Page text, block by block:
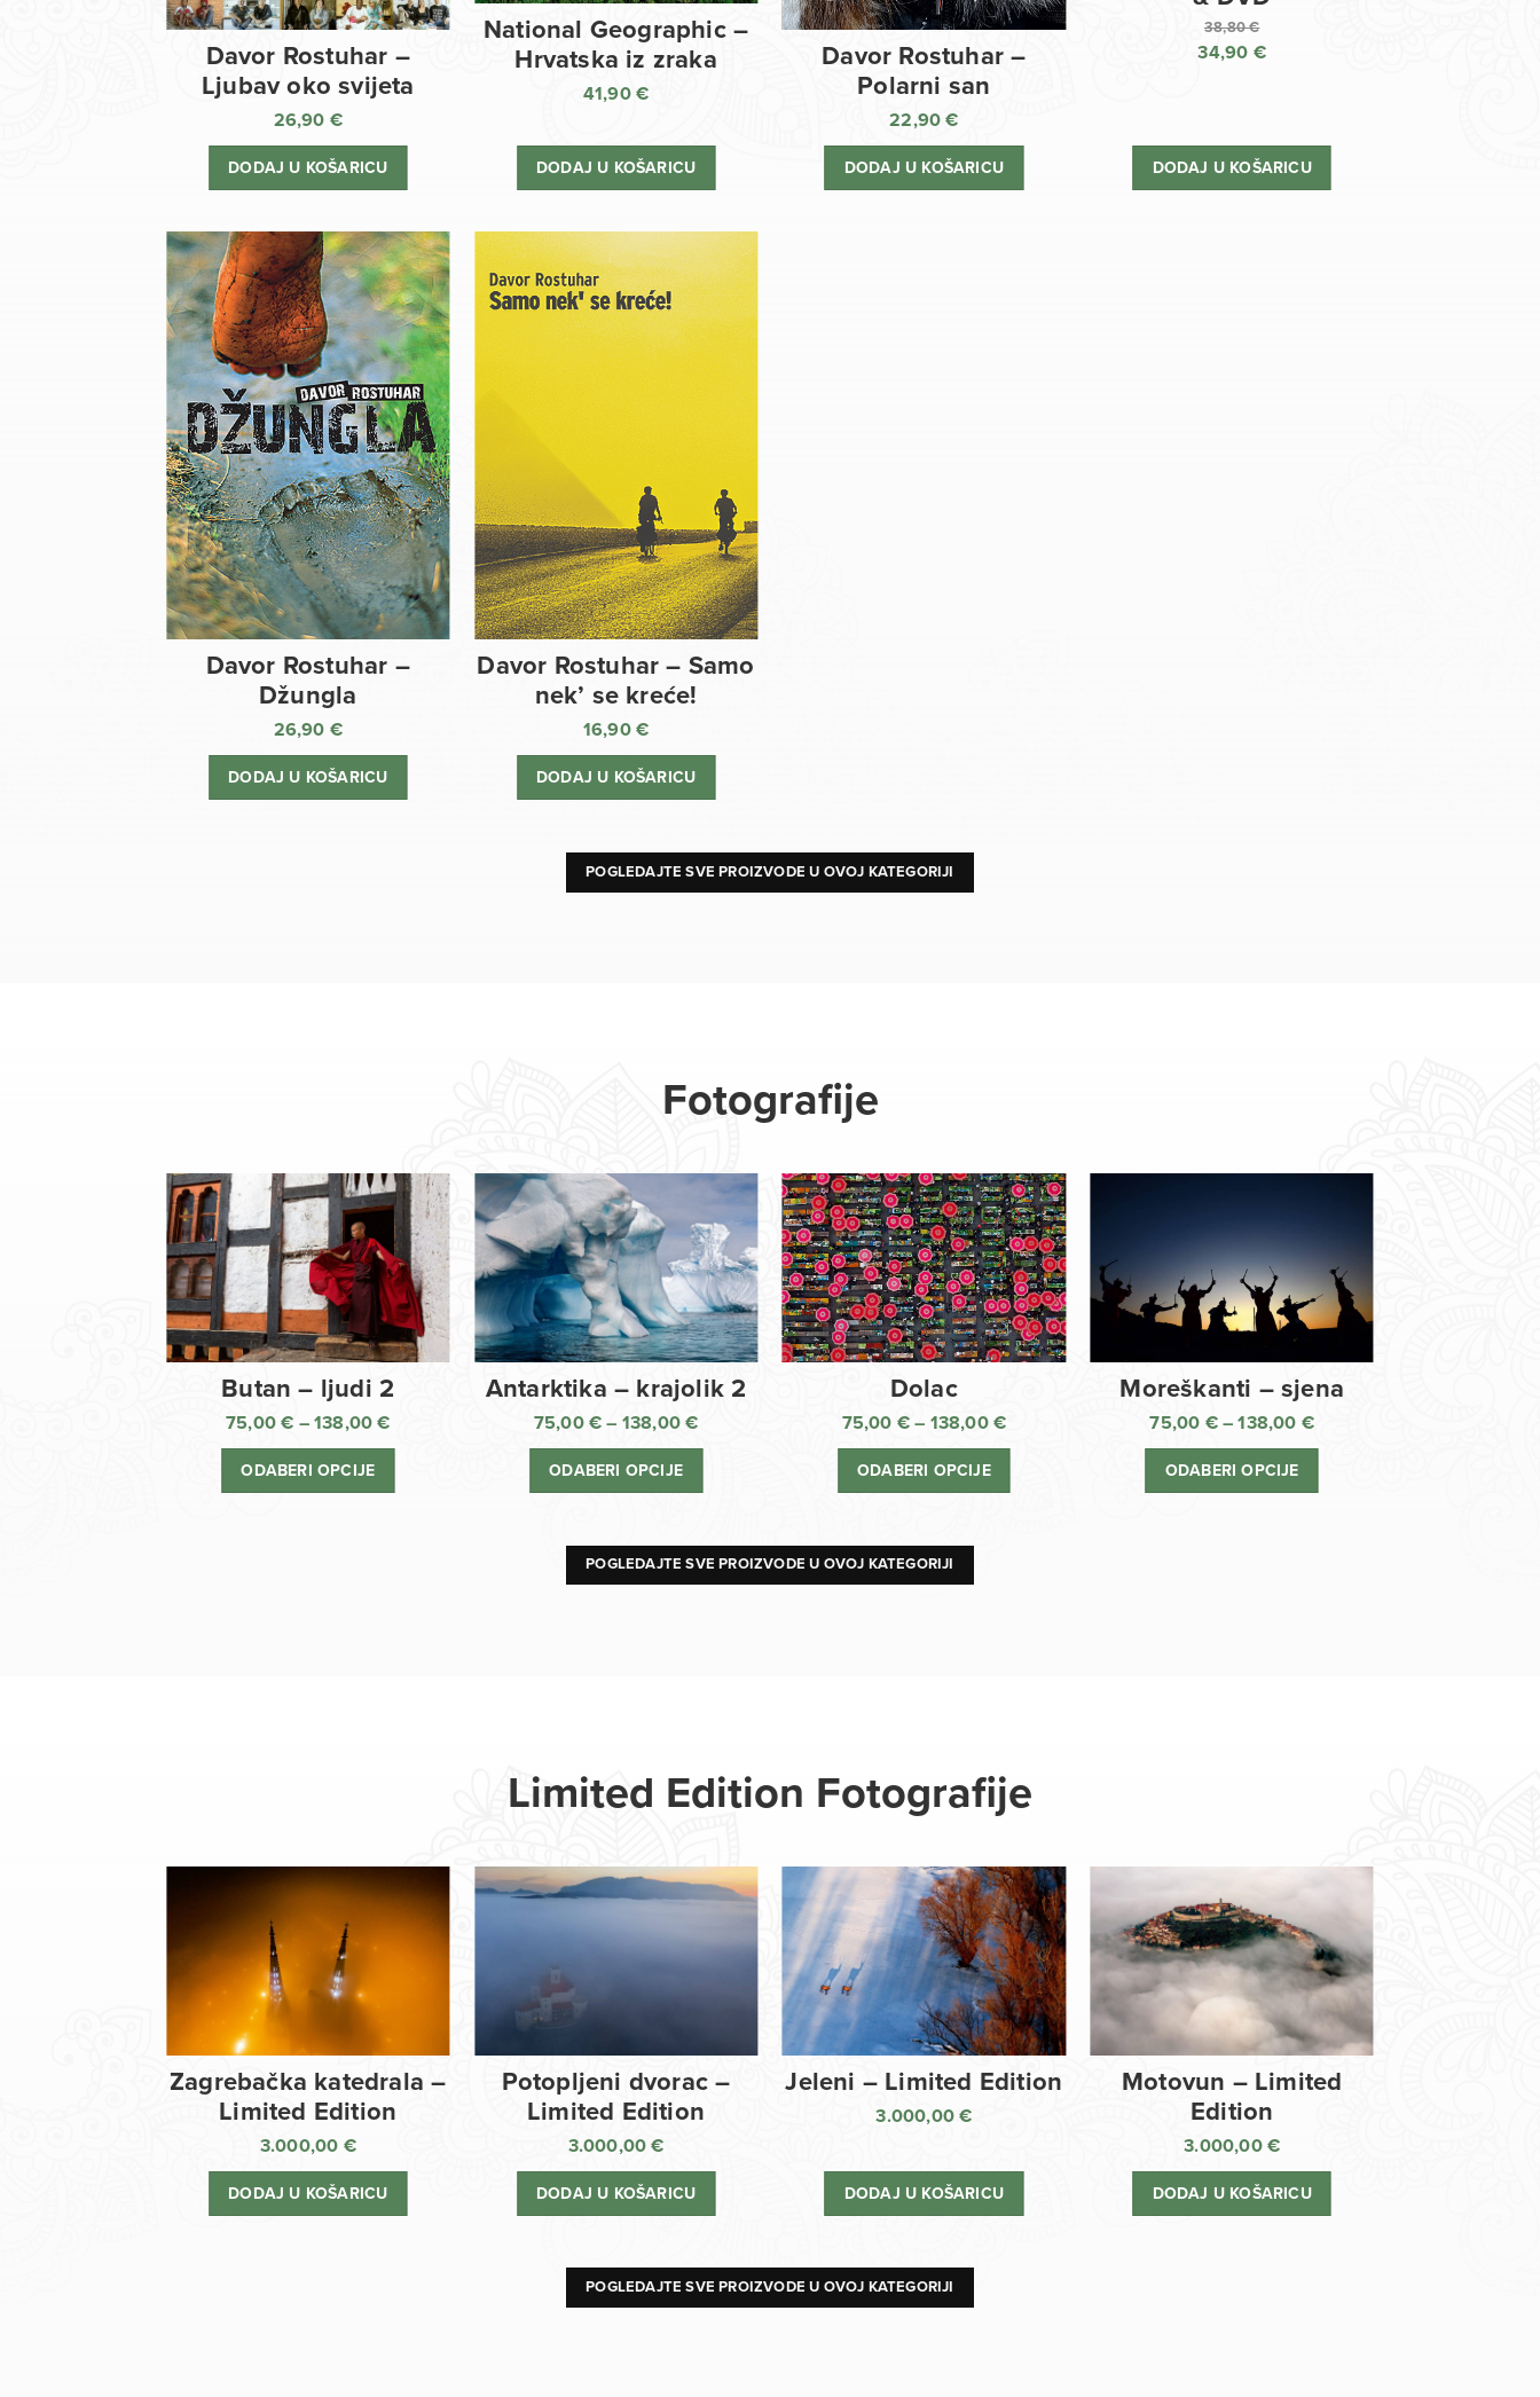
Davor Rostuhar –
Ljubav oko svijeta
26,90 €
DODAJ U KOŠARICU
National Geographic –
Hrvatska iz zraka
41,90€
DODAJ U KOŠARICU
Davor Rostuhar –
Polarni san
22,90€
DODAJ U KOŠARICU
38,80€
Izvorna
je:
38,80 €.
34,90 €
je:
34,90 €.
DODAJ U KOŠARICU
Davor Rostuhar –
Džungla
26,90 €
DODAJ U KOŠARICU
Davor Rostuhar – Samo
nek’ se kreće!
16,90€
DODAJ U KOŠARICU
POGLEDAJTE SVE PROIZVODE U OVOJ KATEGORIJI
Fotografije
Butan – ljudi 2
75,00€ – 138,00€
ODABERI OPCIJE
Antarktika – krajolik 2
75,00 € – 138,00€
138,00 €
ODABERI OPCIJE
Dolac
75,00 € – 138,00 €
cijena:
ODABERI OPCIJE
Moreškanti – sjena
75,00 € – 138,00 €Raspon
cijena:
ODABERI OPCIJE
POGLEDAJTE SVE PROIZVODE U OVOJ KATEGORIJI
Limited Edition Fotografije
Zagrebačka katedrala –
Limited Edition
3.000,00 €
DODAJ U KOŠARICU
Potopljeni dvorac –
Limited Edition
3.000,00€
DODAJ U KOŠARICU
Jeleni – Limited Edition
3.000,00€
DODAJ U KOŠARICU
Motovun – Limited
Edition
3.000,00 €
DODAJ U KOŠARICU
POGLEDAJTE SVE PROIZVODE U OVOJ KATEGORIJI